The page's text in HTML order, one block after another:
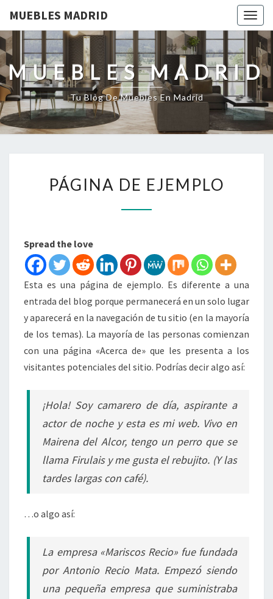
MUEBLES MADRID
MUEBLES MADRID
Tu Blog De Muebles En Madrid
DE
PÁGINA DE EJEMPLO
Spread the love
Esta es una página de ejemplo. Es diferente a una
entrada del blog porque permanecerá en un solo lugar
y aparecerá en la navegación de tu sitio (en la mayoría
de los temas). La mayoría de las personas comienzan
con una página «Acerca de» que les presenta a los
visitantes potenciales del sitio. Podrías decir algo así:
¡Hola! Soy camarero de día, aspirante a
actor de noche y esta es mi web. Vivo en
Mairena del Alcor, tengo un perro que se
llama Firulais y me gusta el rebujito. (Y las
tardes largas con café).
…o algo así:
La empresa «Mariscos Recio» fue fundada
por Antonio Recio Mata. Empezó siendo
una pequeña empresa que suministraba